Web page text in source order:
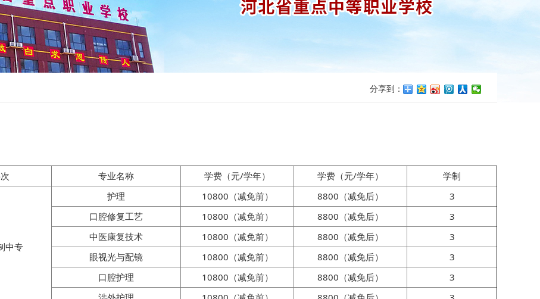
分享到：
专业名称 学费（元/学年） 学费（元/学年） 学制
中专
护理 10800（减免前） 8800（减免后）
3
口腔修复工艺
10800（减免前） 8800（减免后）
3
中医康复技术
10800（减免前） 8800（减免后）
3
眼视光与配镜
10800（减免前） 8800（减免后）
3
口腔护理
10800（减免前） 8800（减免后）
3